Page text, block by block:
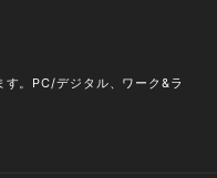
す。PC/デジタル、ワーク&ラ